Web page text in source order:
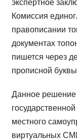
экспертное
Комиссия
правописании
документах
пишется через
прописной
Данное решение
местного
виртуальных